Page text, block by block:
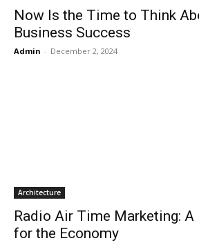
Now Is the Time to Think
Business Success
Admin - December 2, 2024
Architecture
Radio Air Time Marketing:
for the Economy